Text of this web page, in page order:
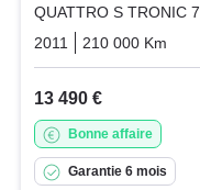
QUATTRO S TRONIC 7
2011
210 000 Km
13 490 €
Bonne affaire
Garantie 6 mois